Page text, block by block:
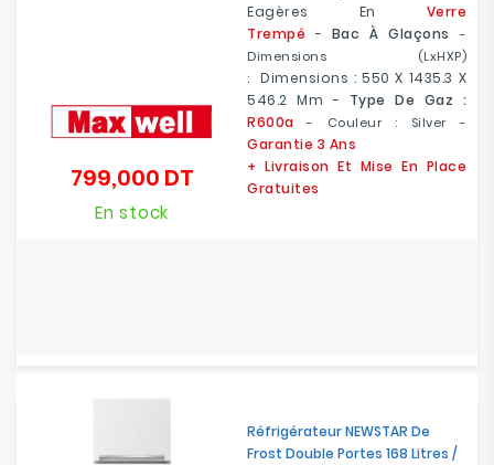
EAgères En Verre
Trempé- Bac À Glaçons
-
Dimensions (LxHXP)
:
Dimensions : 550 X 1435.3 X
546.2 Mm- Type De Gaz :
R600a
- Couleur : Silver -
Garantie 3 Ans
+ Livraison Et Mise En Place
Gratuites
799,000 DTPrix
En stock
Réfrigérateur NEWSTAR De
Frost Double Portes 168 Litres /